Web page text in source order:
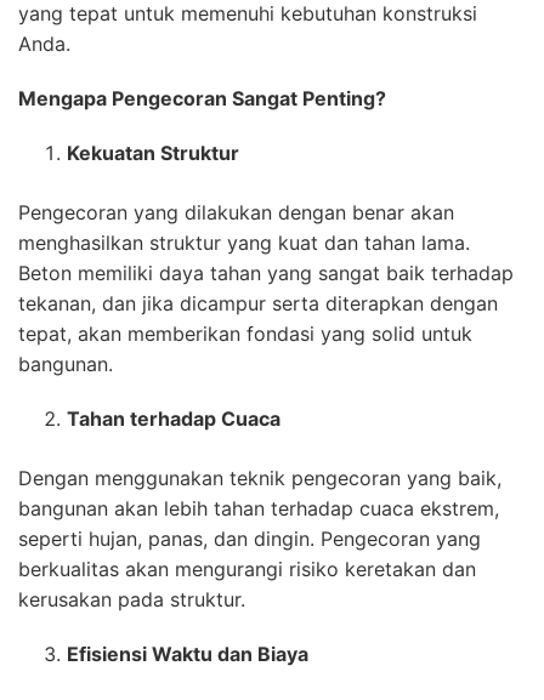
yang tepat untuk memenuhi kebutuhan konstruksi
Anda.
Mengapa Pengecoran Sangat Penting?
Kekuatan Struktur
Pengecoran yang dilakukan dengan benar akan
menghasilkan struktur yang kuat dan tahan lama.
Beton memiliki daya tahan yang sangat baik terhadap
tekanan, dan jika dicampur serta diterapkan dengan
tepat, akan memberikan fondasi yang solid untuk
bangunan.
Tahan terhadap Cuaca
Dengan menggunakan teknik pengecoran yang baik,
bangunan akan lebih tahan terhadap cuaca ekstrem,
seperti hujan, panas, dan dingin. Pengecoran yang
berkualitas akan mengurangi risiko keretakan dan
kerusakan pada struktur.
Efisiensi Waktu dan Biaya